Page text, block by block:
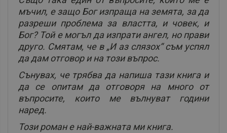
мъчил, е защо Бог изпраща на земята, за да
разреши проблема за властта, и човек, и
Бог? Той е могъл да изпрати ангел, но прави
друго. Смятам, че в „И аз слязох“ съм успял
да дам отговор и на този въпрос.
Сънувах, че трябва да напиша тази книга и
да се опитам да отговоря на много от
въпросите, които ме вълнуват години
наред.
Този роман е най-важната ми книга.